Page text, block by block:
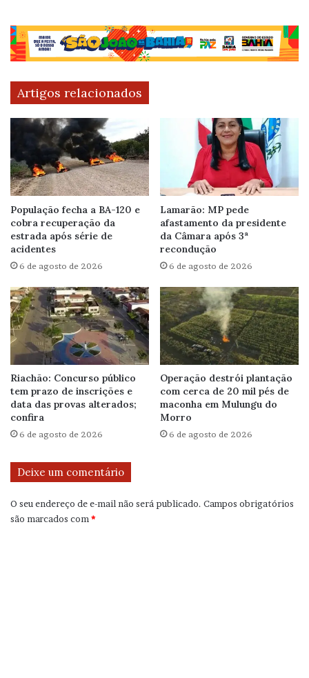
Artigos relacionados
População fecha a BA-120 e
cobra recuperação da
estrada após série de
acidentes
6 de agosto de 2026
Lamarão: MP pede
afastamento da presidente
da Câmara após 3ª
recondução
6 de agosto de 2026
Riachão: Concurso público
tem prazo de inscrições e
data das provas alterados;
confira
6 de agosto de 2026
Operação destrói plantação
com cerca de 20 mil pés de
maconha em Mulungu do
Morro
6 de agosto de 2026
Deixe um comentário
O seu endereço de e-mail não será publicado. Campos obrigatórios
são marcados com *